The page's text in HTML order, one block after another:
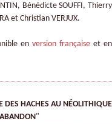
Bénédicte SOUFFI, Thierry
et Christian VERJUX.
enversion française et en
DES HACHES AU NÉOLITHIQUE
"